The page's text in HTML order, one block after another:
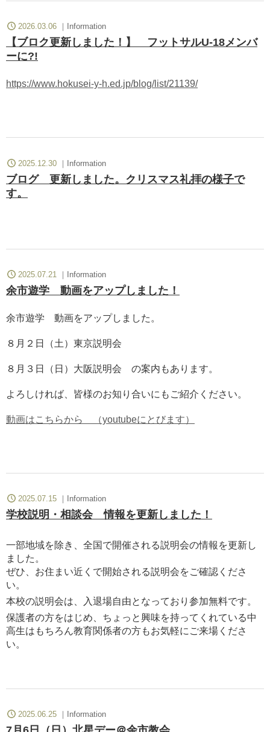
2026.03.06 Information
【ブロク更新しました！】 フットサルU-18メンバ
ーに?!
https://www.hokusei-y-h.ed.jp/blog/list/21139/
2025.12.30 Information
ブログ 更新しました。クリスマス礼拝の様子で
す。
2025.07.21 Information
余市遊学 動画をアップしました！
余市遊学 動画をアップしました。
８月２日（土）東京説明会
８月３日（日）大阪説明会 の案内もあります。
よろしければ、皆様のお知り合いにもご紹介ください。
動画はこちらから （youtubeにとびます）
2025.07.15 Information
学校説明・相談会 情報を更新しました！
一部地域を除き、全国で開催される説明会の情報を更新し
ました。
ぜひ、お住まい近くで開始される説明会をご確認くださ
い。
本校の説明会は、入退場自由となっており参加無料です。
保護者の方をはじめ、ちょっと興味を持ってくれている中
高生はもちろん教育関係者の方もお気軽にご来場くださ
い。
2025.06.25 Information